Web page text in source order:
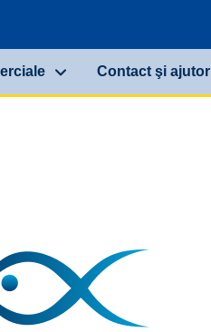
Contact şi ajutor